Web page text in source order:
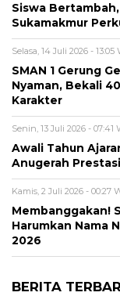
Siswa
Sukamakmur
Selasa, 14 Juli 2026 - 13:05
SMAN 1 Gerung
Nyaman, Bekali
Karakter
Senin, 13 Juli 2026 - 07:41
Awali Tahun
Anugerah
Kamis, 2 Juli 2026 - 00:27
Membanggakan!
Harumkan Nama
2026
BERITA